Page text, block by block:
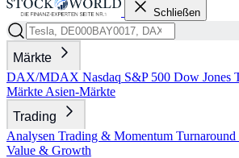
Schließen
Märkte
DAX/MDAX Nasdaq S&P 500 Dow Jones
Märkte Asien-Märkte
Trading
Analysen Trading & Momentum Turnaround
Value & Growth